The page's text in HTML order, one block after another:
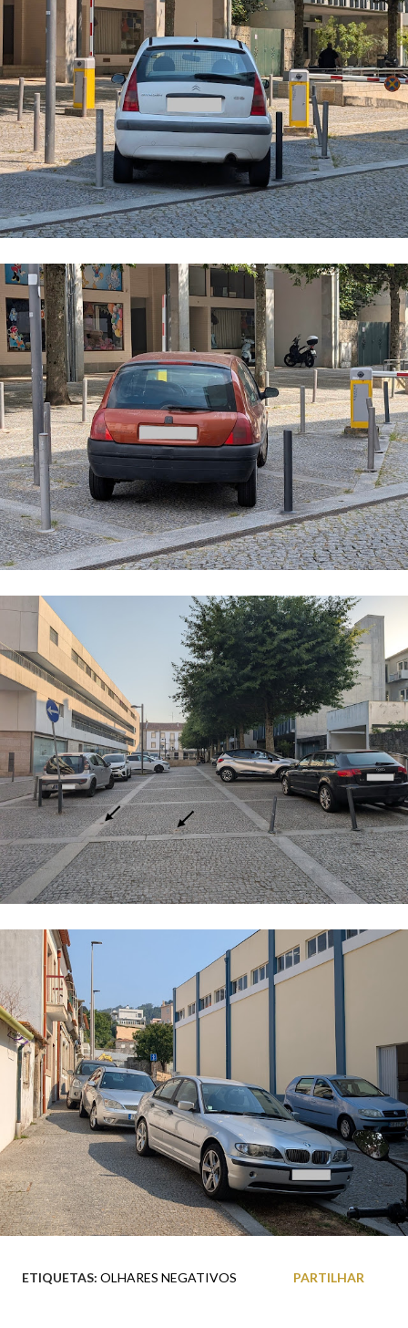
ETIQUETAS: OLHARES NEGATIVOS PARTILHAR